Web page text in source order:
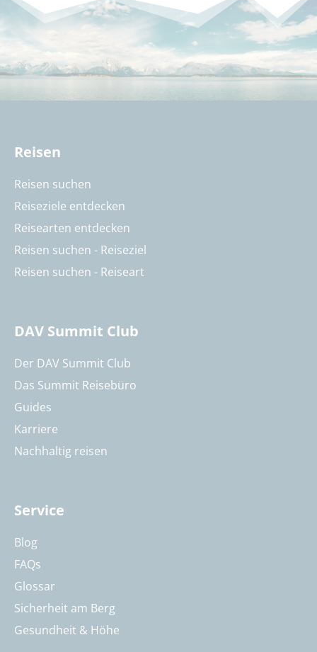
Reisen
Reisen suchen
Reiseziele entdecken
Reisearten entdecken
Reisen suchen - Reiseziel
Reisen suchen - Reiseart
DAV Summit Club
Der DAV Summit Club
Das Summit Reisebüro
Guides
Karriere
Nachhaltig reisen
Service
Blog
FAQs
Glossar
Sicherheit am Berg
Gesundheit & Höhe